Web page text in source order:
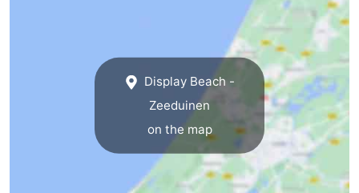
Display Beach -
Zeeduinen
on the map